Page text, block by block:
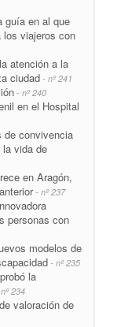
guía en al que
los viajeros con
atención a la
ciudad- nº 241
- nº 240
en el Hospital
de convivencia
la vida de
en Aragón,
- nº 237
personas con
modelos de
- nº 235
la
234
valoración de